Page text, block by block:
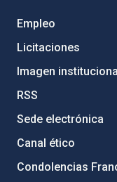
Empleo
Licitaciones
Imagen
RSS
Sede electrónica
Canal ético
Condolencias